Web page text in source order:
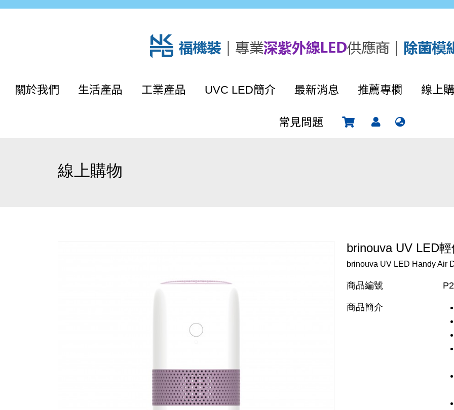
關於我們 生活產品 工業產品 UVC LED簡介 最新消息 推薦專欄 線上
常見問題
線上購物
brinouva UV LED
brinouva UV LED Handy Air
商品編號
商品簡介